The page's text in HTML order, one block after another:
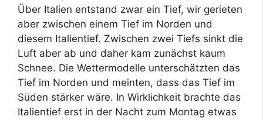
Über Italien entstand zwar ein Tief, wir gerieten
aber zwischen einem Tief im Norden und
diesem Italientief. Zwischen zwei Tiefs sinkt die
Luft aber ab und daher kam zunächst kaum
Schnee. Die Wettermodelle unterschätzten das
Tief im Norden und meinten, dass das Tief im
Süden stärker wäre. In Wirklichkeit brachte das
Italientief erst in der Nacht zum Montag etwas